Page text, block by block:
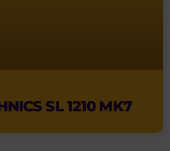
SL 1210 MK7